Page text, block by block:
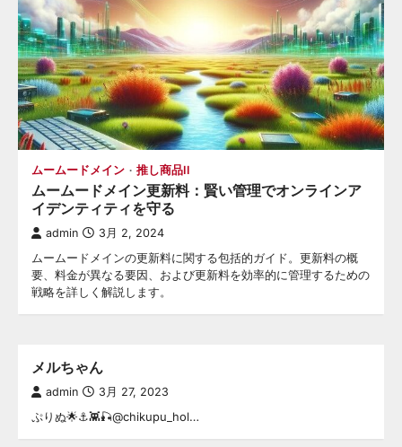
ン
ムームードメイン 推し商品II
ムームードメイン更新料：賢い管理でオンラインア
イデンティティを守る
admin 3月 2, 2024
ムームードメインの更新料に関する包括的ガイド。更新料の概
要、料金が異なる要因、および更新料を効率的に管理するための
戦略を詳しく解説します。
メルちゃん
admin 3月 27, 2023
ぷりぬ🌟⚓️👾🎣@chikupu_hol…